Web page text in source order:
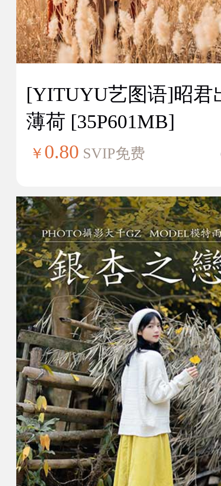
[YITUYU艺图语]昭君
薄荷 [35P601MB]
￥ 0.80 SVIP免费